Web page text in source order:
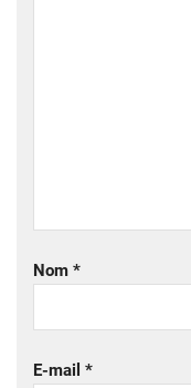
Nom *
E-mail *